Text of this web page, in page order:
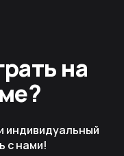
на
индивидуальный
с нами!